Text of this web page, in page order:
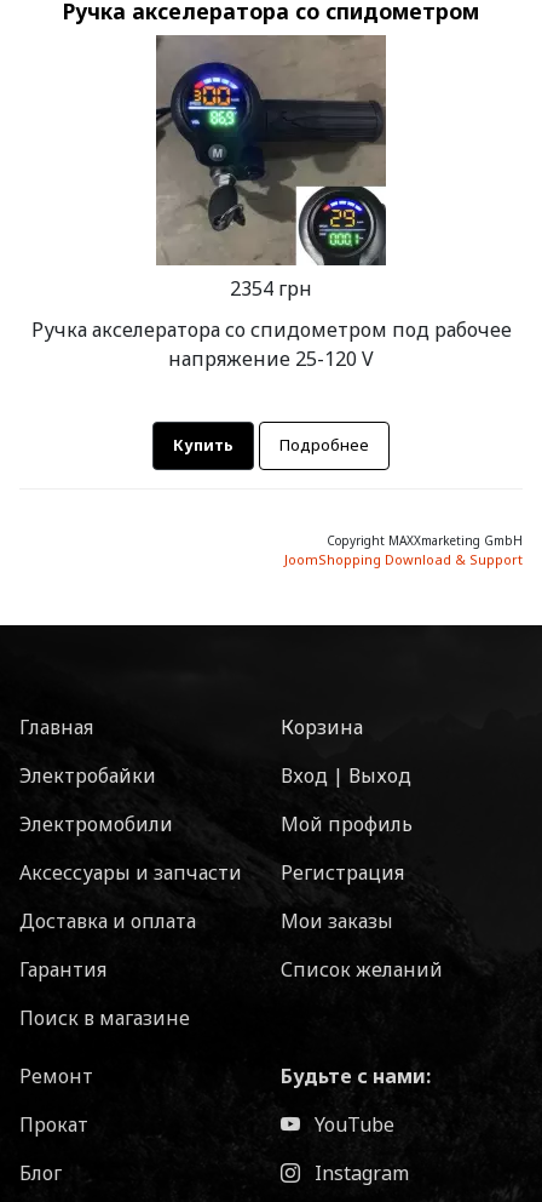
Ручка акселератора со спидометром
2354 грн
Ручка акселератора со спидометром под рабочее
напряжение 25-120 V
Купить Подробнее
Copyright MAXXmarketing GmbH
JoomShopping Download & Support
Главная
Электробайки
Электромобили
Аксессуары и запчасти
Доставка и оплата
Гарантия
Поиск в магазине
Корзина
Вход | Выход
Мой профиль
Регистрация
Мои заказы
Список желаний
Ремонт
Прокат
Блог
Будьте с нами:
YouTube
Instagram